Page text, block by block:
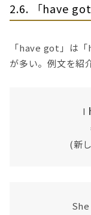
2.6. 「have got
「have got」は
が多い。例文を紹
I
(新
She